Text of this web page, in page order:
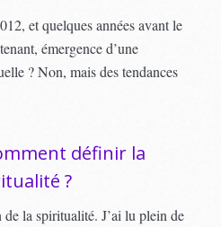
et quelques années avant le
émergence d’une
? Non, mais des tendances
définir la
?
la spiritualité. J’ai lu plein de